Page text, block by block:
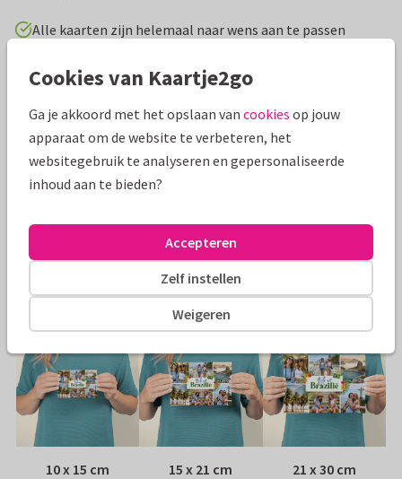
Alle kaarten zijn helemaal naar wens aan te passen
Vakantiekaarten Paperhugs - by Lidy
Specificaties bij deze kaart
Papiersoort: Glans
Adres: Achterop de kaart
Formaten
10 x 15 cm 15 x 21 cm 21 x 30 cm
Cookies van Kaartje2go
Ga je akkoord met het opslaan van cookies op jouw
apparaat om de website te verbeteren, het
websitegebruik te analyseren en gepersonaliseerde
inhoud aan te bieden?
Weigeren
Zelf instellen
Accepteren